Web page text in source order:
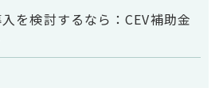
を検討するなら：CEV補助金